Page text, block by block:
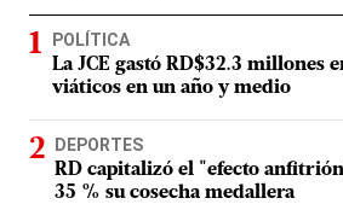
POLÍTICA
La JCE gastó RD$32.3 millones
viáticos en un año y medio
DEPORTES
RD capitalizó el "efecto
35 % su cosecha medallera